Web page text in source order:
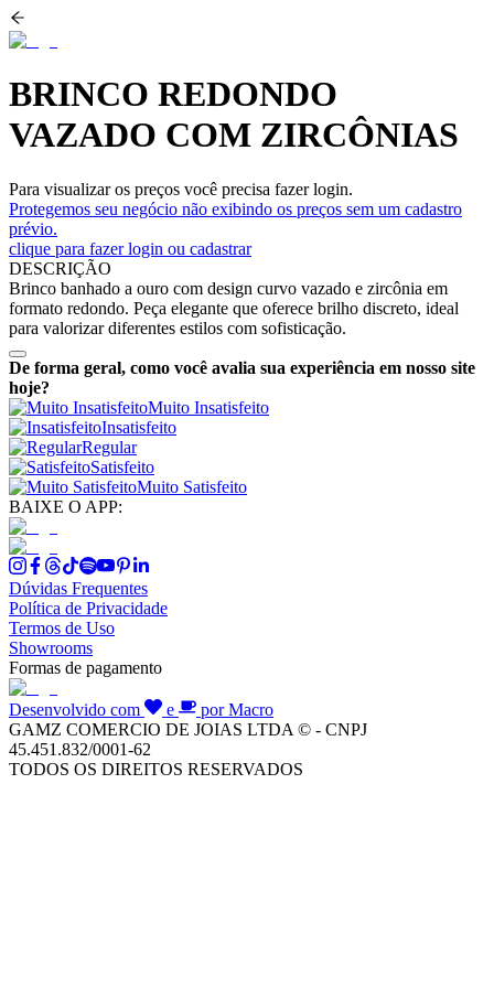
BRINCO REDONDO
VAZADO COM ZIRCÔNIAS
Para visualizar os preços você precisa fazer login.
Protegemos seu negócio não exibindo os preços sem um cadastro
prévio.
clique para fazer login ou cadastrar
DESCRIÇÃO
Brinco banhado a ouro com design curvo vazado e zircônia em
formato redondo. Peça elegante que oferece brilho discreto, ideal
para valorizar diferentes estilos com sofisticação.
De forma geral, como você avalia sua experiência em nosso site
hoje?
Muito Insatisfeito
Insatisfeito
Regular
Satisfeito
Muito Satisfeito
BAIXE O APP:
Dúvidas Frequentes
Política de Privacidade
Termos de Uso
Showrooms
Formas de pagamento
Desenvolvido com e
por Macro
GAMZ COMERCIO DE JOIAS LTDA © - CNPJ
45.451.832/0001-62
TODOS OS DIREITOS RESERVADOS